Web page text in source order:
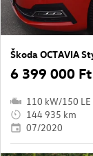
Škoda OCTAVIA
6 399 000 Ft
110 kW/150 LE
144 935 km
07/2020